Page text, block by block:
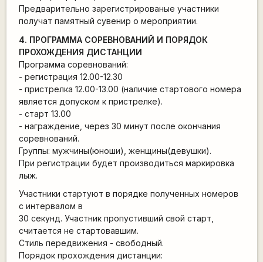
Предварительно зарегистрированые участники
получат памятный сувенир о мероприятии.
4. ПРОГРАММА СОРЕВНОВАНИЙ И ПОРЯДОК
ПРОХОЖДЕНИЯ ДИСТАНЦИИ
Программа соревнований:
- регистрация 12.00-12.30
- пристрелка 12.00-13.00 (наличие стартового номера
является допуском к пристрелке).
- старт 13.00
- награждение, через 30 минут после окончания
соревнований.
Группы: мужчины(юноши), женщины(девушки).
При регистрации будет производиться маркировка
лыж.
Участники стартуют в порядке полученных номеров
с интервалом в
30 секунд. Участник пропустивший свой старт,
считается не стартовавшим.
Стиль передвижения - свободный.
Порядок прохождения дистанции: